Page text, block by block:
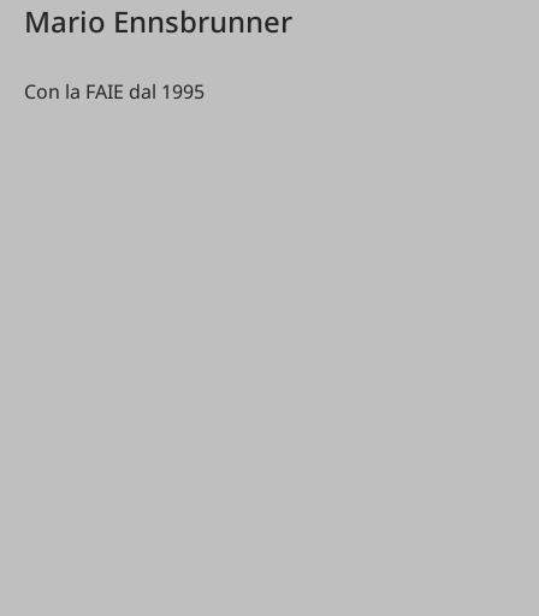
Mario Ennsbrunner
Con la FAIE dal 1995